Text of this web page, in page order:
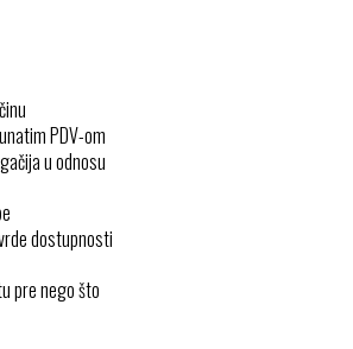
PDV-om
u odnosu
dostupnosti
pre nego što